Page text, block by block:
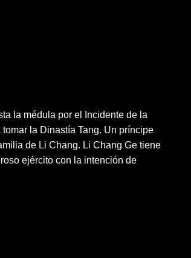
la médula por el Incidente de la
la Dinastía Tang. Un príncipe
de Li Chang. Li Chang Ge tiene
ejército con la intención de